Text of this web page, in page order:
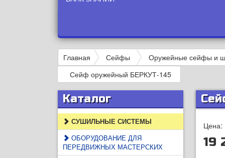
Главная Сейфы
Оружейные сейфы и
Сейф оружейный БЕРКУТ-145
Каталог
СУШИЛЬНЫЕ СИСТЕМЫ
ОБОРУДОВАНИЕ ДЛЯ
ПЕРЕДВИЖНЫХ МАСТЕРСКИХ
Цена:
19